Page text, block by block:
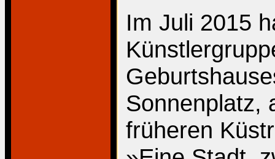
Im Juli 2015
Sonnenplatz,
früheren